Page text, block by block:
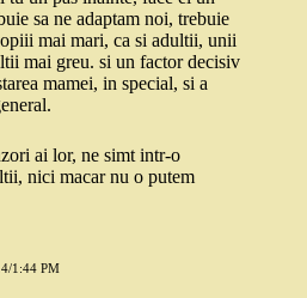
sa ne adaptam noi, trebuie
mai mari, ca si adultii, unii
mai greu. si un factor decisiv
mamei, in special, si a
ai lor, ne simt intr-o
nici macar nu o putem
1:44 PM